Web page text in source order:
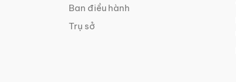
Ban điều hành
Trụ sở